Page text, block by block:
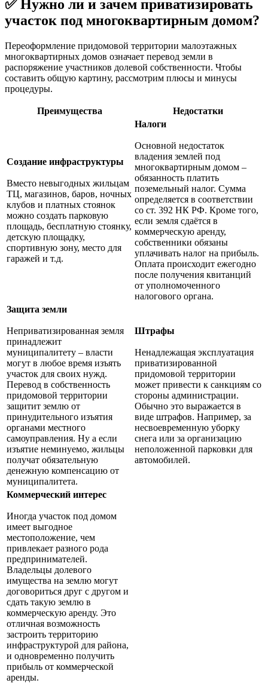
✅ Нужно ли и зачем приватизировать
участок под многоквартирным домом?
Переоформление придомовой территории малоэтажных
многоквартирных домов означает перевод земли в
распоряжение участников долевой собственности. Чтобы
составить общую картину, рассмотрим плюсы и минусы
процедуры.
Преимущества Недостатки
Создание инфраструктуры
Вместо невыгодных жильцам
ТЦ, магазинов, баров, ночных
клубов и платных стоянок
можно создать парковую
площадь, бесплатную стоянку,
детскую площадку,
спортивную зону, место для
гаражей и т.д.
Налоги
Основной недостаток
владения землей под
многоквартирным домом –
обязанность платить
поземельный налог. Сумма
определяется в соответствии
со ст. 392 НК РФ. Кроме того,
если земля сдаётся в
коммерческую аренду,
собственники обязаны
уплачивать налог на прибыль.
Оплата происходит ежегодно
после получения квитанций
от уполномоченного
налогового органа.
Защита земли
Неприватизированная земля
принадлежит
муниципалитету – власти
могут в любое время изъять
участок для своих нужд.
Перевод в собственность
придомовой территории
защитит землю от
принудительного изъятия
органами местного
самоуправления. Ну а если
изъятие неминуемо, жильцы
получат обязательную
денежную компенсацию от
муниципалитета.
Штрафы
Ненадлежащая эксплуатация
приватизированной
придомовой территории
может привести к санкциям со
стороны администрации.
Обычно это выражается в
виде штрафов. Например, за
несвоевременную уборку
снега или за организацию
неположенной парковки для
автомобилей.
Коммерческий интерес
Иногда участок под домом
имеет выгодное
местоположение, чем
привлекает разного рода
предпринимателей.
Владельцы долевого
имущества на землю могут
договориться друг с другом и
сдать такую землю в
коммерческую аренду. Это
отличная возможность
застроить территорию
инфраструктурой для района,
и одновременно получить
прибыль от коммерческой
аренды.